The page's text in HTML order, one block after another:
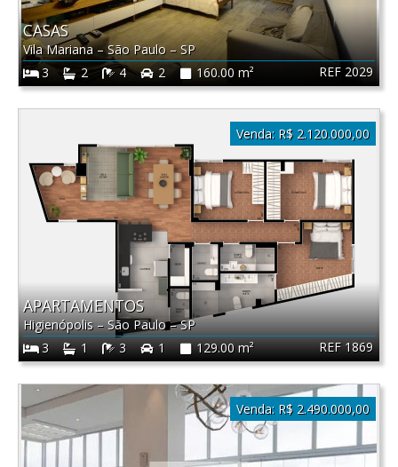
REF 2029
CASAS
Vila Mariana–São Paulo–SP
3
2 4 2 160.00 m²
REF 1869
APARTAMENTOS
Higienópolis–São Paulo–SP
3
1 3 1 129.00 m²
Venda: R$ 2.120.000,00
Venda: R$ 2.490.000,00